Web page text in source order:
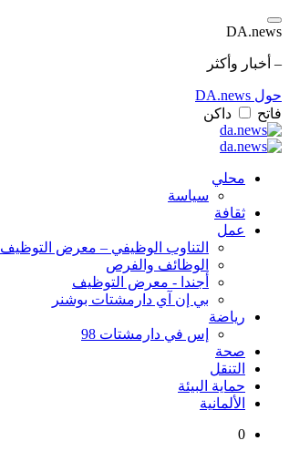
DA.news
– أخبار وأكثر
حول DA.news
فاتح
داكن
محلي
سياسة
ثقافة
عمل
التناوب الوظيفي – معرض التوظيف
الوظائف والفرص
أجندا - معرض التوظيف
بي إن آي دارمشتات بوشنر
رياضة
إس في دارمشتات 98
صحة
التنقل
حماية البيئة
الألمانية
0